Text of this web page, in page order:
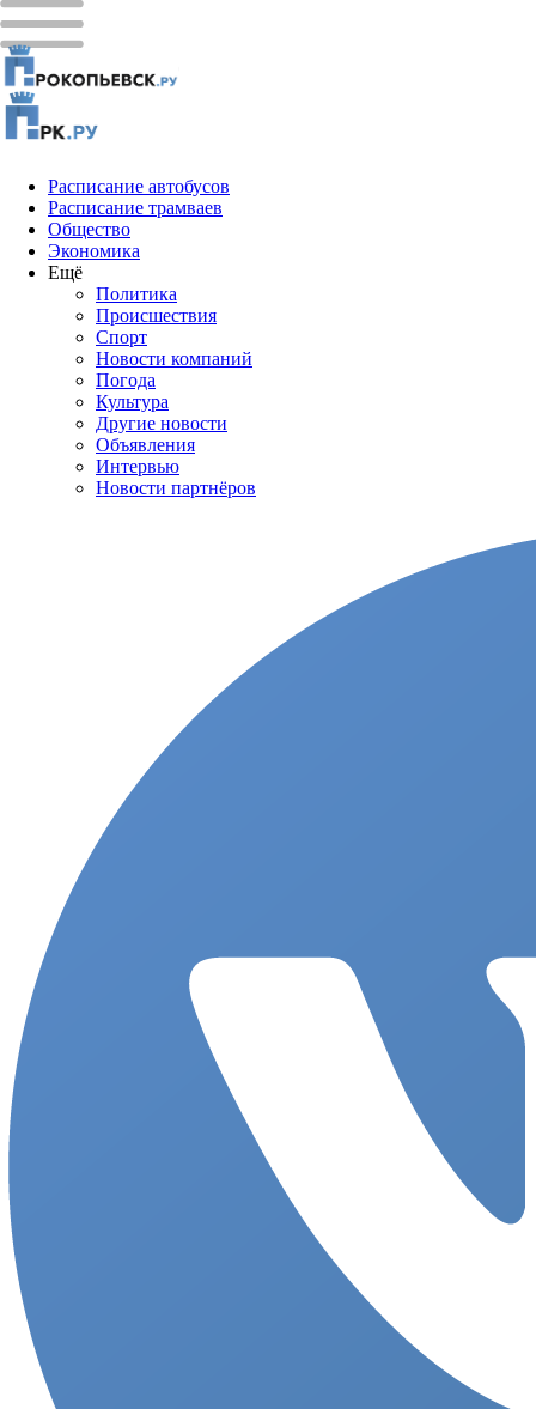
Расписание автобусов
Расписание трамваев
Общество
Экономика
Ещё
Политика
Проиcшествия
Спорт
Новости компаний
Погода
Культура
Другие новости
Объявления
Интервью
Новости партнёров